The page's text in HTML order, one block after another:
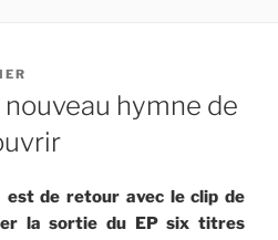
hymne de
est de retour avec le clip de
la sortie du EP six titres